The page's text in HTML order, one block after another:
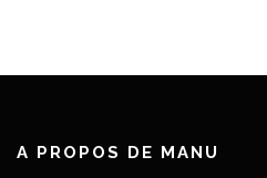
A PROPOS DE MANU